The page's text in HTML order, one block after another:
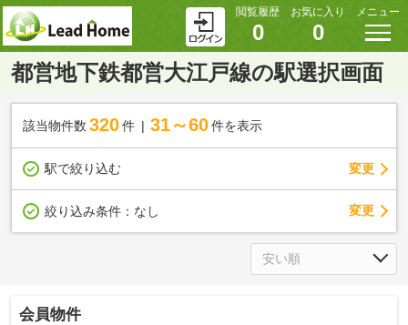
閲覧履歴
0
お気に入り
0
メニュー
都営地下鉄都営大江戸線の駅選択画面
該当物件数 320件 31～60 件を表示
駅で絞り込む 変更
絞り込み条件： なし 変更
会員物件